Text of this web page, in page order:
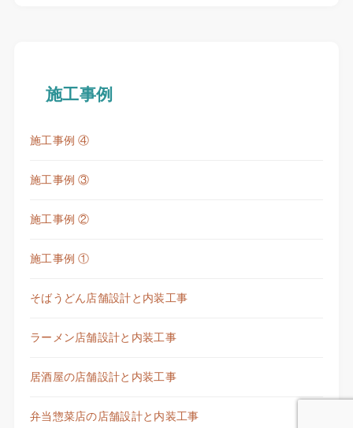
施工事例
施工事例 ④
施工事例 ③
施工事例 ②
施工事例 ①
そばうどん店舗設計と内装工事
ラーメン店舗設計と内装工事
居酒屋の店舗設計と内装工事
弁当惣菜店の店舗設計と内装工事